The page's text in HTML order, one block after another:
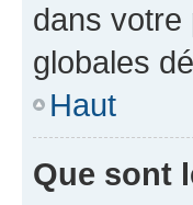
dans votre
globales
Haut
Que sont